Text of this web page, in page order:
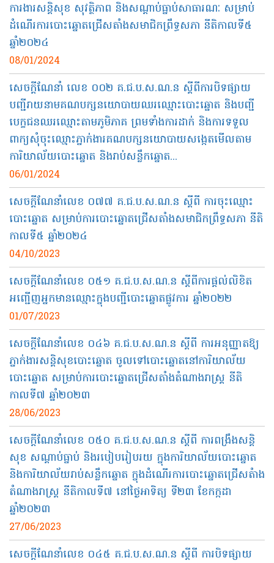
ការងារសន្តិសុខ សុវត្ថិភាព និងសណ្តាប់ធ្នាប់សាធារណៈ សម្រាប់
ដំណើរការបោះឆ្នោតជ្រើសតាំងសមាជិកព្រឹទ្ធសភា នីតិកាលទី៥
ឆ្នាំ២០២៤
08/01/2024
សេចក្ដីណែនាំ លេខ ០០២ គ.ជ.ប.ស.ណ.ន ស្តីពីការបិទផ្សាយ
បញ្ជីរាយនាមគណបក្សនយោបាយឈរឈ្មោះបោះឆ្នោត និងបញ្ជី
បេក្ខជនឈរឈ្មោះតាមភូមិភាគ ព្រមទាំងការដាក់ និងការទទួល
ពាក្យសុំចុះឈ្មោះភ្នាក់ងារគណបក្សនយោបាយសង្កេតមើលតាម
ការិយាល័យបោះឆ្នោត និងរាប់សន្លឹកឆ្នោត...
06/01/2024
សេចក្តីណែនាំលេខ ០៧៧ គ.ជ.ប.ស.ណ.ន ស្តីពី ការចុះឈ្មោះ
បោះឆ្នោត​ សម្រាប់ការបោះឆ្នោតជ្រើសតាំងសមាជិកព្រឹទ្ធសភា នីតិ
កាលទី៥ ឆ្នាំ២០២៤
04/10/2023
សេចក្ដីណែនាំលេខ ០៥១ គ.ជ.ប.ស.ណ.ន ស្ដីពីការផ្ដល់លិខិត
អញ្ជើញអ្នកមានឈ្មោះក្នុងបញ្ជីបោះឆ្នោតផ្លូវការ ឆ្នាំ២០២២
01/07/2023
សេចក្តីណែនាំលេខ ០៤៦ គ.ជ.ប.ស.ណ.ន ស្តីពី ការអនុញ្ញាតឱ្យ
ភ្នាក់ងារសន្តិសុខបោះឆ្នោត ចូលទៅបោះឆ្នោតនៅការិយាល័យ
បោះឆ្នោត សម្រាប់ការបោះឆ្នោតជ្រើសតាំងតំណាងរាស្ត្រ នីតិ
កាលទី៧ ឆ្នាំ២០២៣
28/06/2023
សេចក្តីណែនាំលេខ ០៥០ គ.ជ​.ប.ស.ណ.ន ស្តីពី ការពង្រឹងសន្តិ
សុខ សណ្តាប់ធ្នាប់ និងរបៀបរៀបរយ ក្នុងការិយាល័យបោះឆ្នោត
និងការិយាល័យរាប់សន្លឹកឆ្នោត ក្នុងដំណើរការបោះឆ្នោតជ្រើសតំាង
តំណាងរាស្រ្ត នីតិកាលទី៧ នៅថ្ងៃអាទិត្យ ទី២៣ ខែកក្កដា
ឆ្នាំ២០២៣
27/06/2023
សេចក្តីណែនាំលេខ ០៤៥ គ.ជ.ប.ស.ណ.ន ស្តីពី ការបិទផ្សាយ